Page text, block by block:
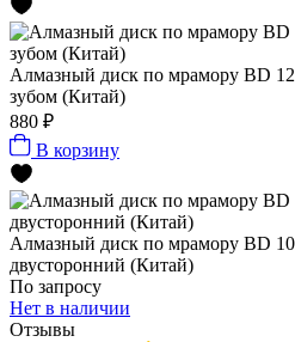
Алмазный диск по мрамору BD
зубом (Китай)
880 ₽
В корзину
Алмазный диск по мрамору BD
двусторонний (Китай)
По запросу
Нет в наличии
Отзывы